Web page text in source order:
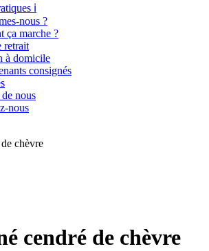
ℹ️
nous ?
ça marche ?
retrait
à domicile
consignés
nous
nous
chèvre
cendré de chèvre